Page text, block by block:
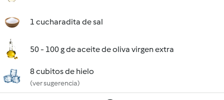
1 cucharadita de sal
50 - 100 g de aceite de oliva virgen extra
8 cubitos de hielo
(ver sugerencia)